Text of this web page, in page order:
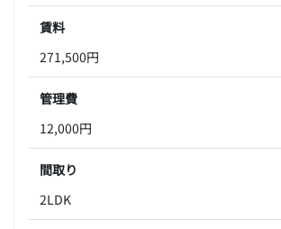
賃料
271,500円
管理費
12,000円
間取り
2LDK